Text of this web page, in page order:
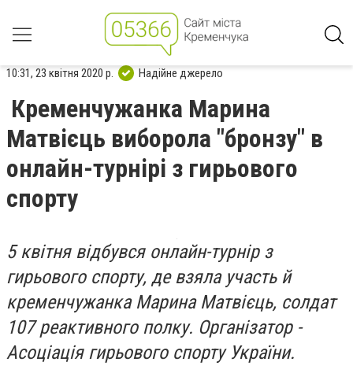
10:31, 23 квітня 2020 р. Надійне джерело
Кременчужанка Марина
Матвієць виборола "бронзу" в
онлайн-турнірі з гирьового
спорту
5 квітня відбувся онлайн-турнір з
гирьового спорту, де взяла участь й
кременчужанка Марина Матвієць, солдат
107 реактивного полку. Організатор -
Асоціація гирьового спорту України.